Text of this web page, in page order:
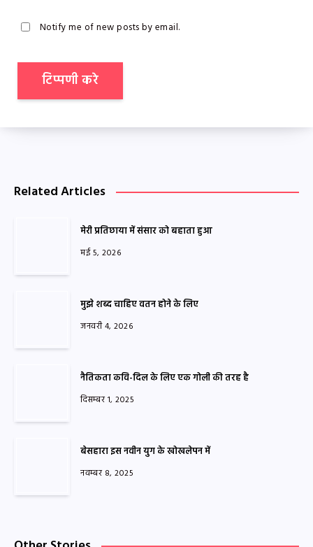
Notify me of new posts by email.
Related Articles
मेरी प्रतिछाया में संसार को बहाता हुआ
मई 5, 2026
मुझे शब्द चाहिए वतन होने के लिए
जनवरी 4, 2026
नैतिकता कवि-दिल के लिए एक गोली की तरह है
दिसम्बर 1, 2025
बेसहारा इस नवीन युग के खोखलेपन में
नवम्बर 8, 2025